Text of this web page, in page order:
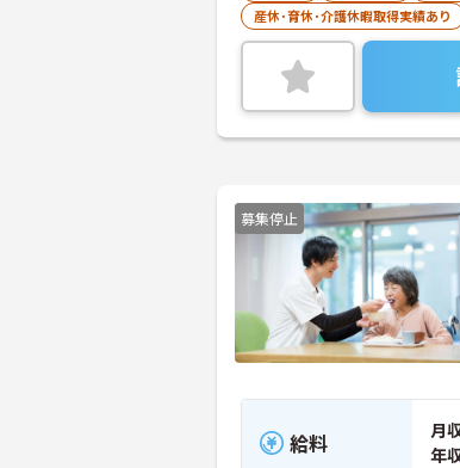
産休･育休･介護休暇取得実績あり
募集停止
給料 月
年